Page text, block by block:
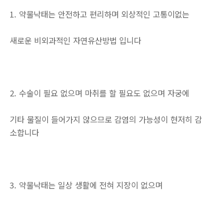
1. 약물낙태는 안전하고 편리하며 외상적인 고통이없는
새로운 비외과적인 자연유산방법 입니다
2. 수술이 필요 없으며 마취를 할 필요도 없으며 자궁에
기타 물질이 들어가지 않으므로 감염의 가능성이 현저히 감
소합니다
3. 약물낙태는 일상 생활에 전혀 지장이 없으며